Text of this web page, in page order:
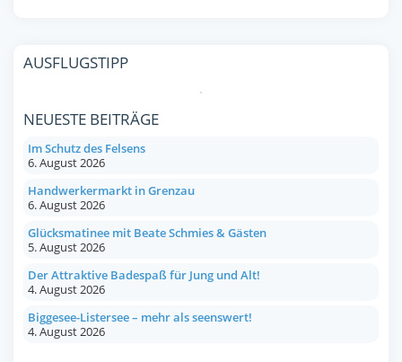
AUSFLUGSTIPP
NEUESTE BEITRÄGE
Im Schutz des Felsens
6. August 2026
Handwerkermarkt in Grenzau
6. August 2026
Glücksmatinee mit Beate Schmies & Gästen
5. August 2026
Der Attraktive Badespaß für Jung und Alt!
4. August 2026
Biggesee-Listersee – mehr als seenswert!
4. August 2026